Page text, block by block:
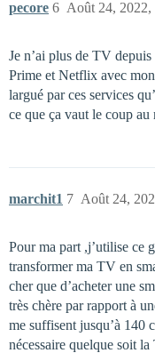
pecore Août 24, 2022,
6
Je n’ai plus de TV
Prime et Netflix avec
largué par ces services
ce que ça vaut le coup au
marchit1 Août 24,
7
Pour ma part ,j’utilise ce
transformer ma TV en
cher que d’acheter une
très chère par rapport à
me suffisent jusqu’à 140
nécessaire quelque soit